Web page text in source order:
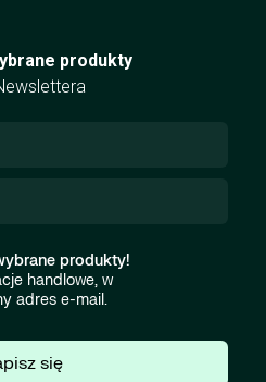
produkty
produkty!
handlowe, w
adres e-mail.
się